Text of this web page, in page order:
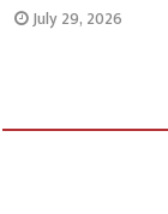
July 29, 2026